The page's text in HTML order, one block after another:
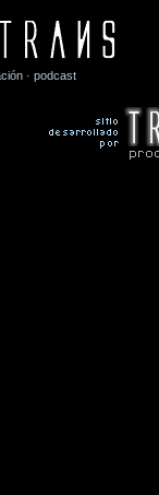
· podcast